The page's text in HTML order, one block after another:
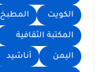
الكويت
المكتبة الثقافية
اليمن أناشيد